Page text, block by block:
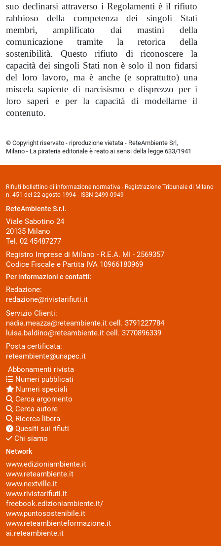
suo declinarsi attraverso i Regolamenti è il rifiuto
rabbioso della competenza dei singoli Stati
membri, amplificato dai mastini della
comunicazione tramite la retorica della
sostenibilità. Questo rifiuto di riconoscere la
capacità dei singoli Stati non è solo il non fidarsi
del loro lavoro, ma è anche (e soprattutto) una
miscela sapiente di narcisismo e disprezzo per i
loro saperi e per la capacità di modellarne il
contenuto.
© Copyright riservato - riproduzione vietata - ReteAmbiente Srl,
Milano - La pirateria editoriale è reato ai sensi della legge 633/1941
Rifiuti bollettino di informazione normativa - Registrazione Tribunale di Milano
n. 451 del 22 agosto 1994 - ISSN 2499-0949
ReteAmbiente S.r.l.
Viale Sabotino 24
20135 Milano
Tel. 02 45487277
Registro Imprese di Milano - R.E.A. MI - 2569357
Codice Fiscale e Partita IVA 10966180969
Per informazioni e contatti:
Redazione:
redazione@rivistarifiuti.it
Servizio Clienti:
nadia.meazza@reteambiente.it cell. 3791227784
luisa.baldino@reteambiente.it cell. 3770896339
Posta certificata:
reteambiente@unapec.it
Abbonamenti rivista
Numeri pubblicati
Numeri speciali
Cerca argomento
Cerca autore
Ricerca libera
Quesiti sui rifiuti
Chi siamo
Network
www.edizioniambiente.it
www.reteambiente.it
www.nextville.it
www.rivistarifiuti.it
freebook.edizioniambiente.it/
www.puntosostenibile.it
www.reteambienteformazione.it
ai.reteambiente.it